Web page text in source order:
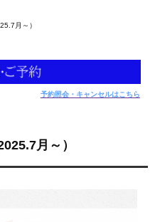
月～）
予約照会・キャンセルはこちら
月～）